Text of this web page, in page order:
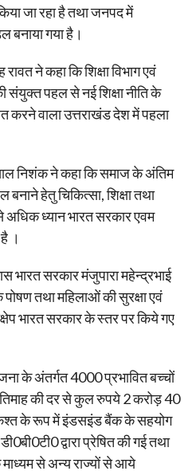
जा रहा है तथा जनपद में
बनाया गया है।
ने कहा कि शिक्षा विभाग एवं
संयुक्त पहल से नई शिक्षा नीति के
करने वाला उत्तराखंड देश में पहला
निशंक ने कहा कि समाज के अंतिम
हेतु चिकित्सा, शिक्षा तथा
अधिक ध्यान भारत सरकार एवम
।
भारत सरकार मंजुपारा महेन्द्रभाई
तथा महिलाओं की सुरक्षा एवं
भारत सरकार के स्तर पर किये गए
के अंतर्गत 4000 प्रभावित बच्चों
की दर से कुल रुपये 2 करोड़ 40
के रूप में इंडसइंड बैंक के सहयोग
द्वारा प्रेषित की गई तथा
माध्यम से अन्य राज्यों से आये